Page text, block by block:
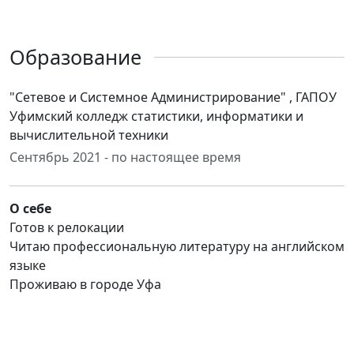
Образование
"Сетевое и Системное Администрирование" , ГАПОУ
Уфимский колледж статистики, информатики и
вычислительной техники
Сентябрь 2021 - по настоящее время
О себе
Готов к релокации
Читаю профессиональную литературу на английском
языке
Проживаю в городе Уфа